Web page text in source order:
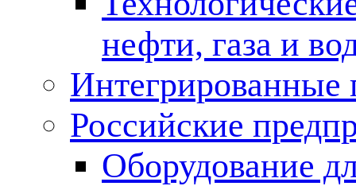
нефти, газа и
Российские
Оборудование